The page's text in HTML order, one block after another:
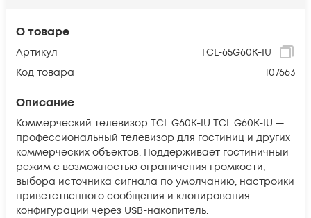
О товаре
Артикул
TCL-65G60K-IU
Код товара
107663
Описание
Коммерческий телевизор TCL G60K-IU TCL G60K-IU —
профессиональный телевизор для гостиниц и других
коммерческих объектов. Поддерживает гостиничный
режим с возможностью ограничения громкости,
выбора источника сигнала по умолчанию, настройки
приветственного сообщения и клонирования
конфигурации через USB-накопитель.